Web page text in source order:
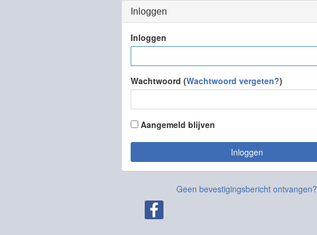
Inloggen
Inloggen
Wachtwoord (Wachtwoord vergeten?)
Aangemeld blijven
Inloggen
Geen bevestigingsbericht ontvangen?